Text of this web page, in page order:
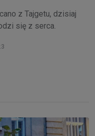
z Tajgetu, dzisiaj
się z serca.